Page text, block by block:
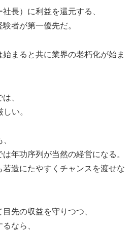
長）に利益を還元する、
者が第一優先だ。
まると共に業界の老朽化が始ま
、
い。
年功序列が当然の経営になる。
造にたやすくチャンスを渡せな
先の収益を守りつつ、
なら、